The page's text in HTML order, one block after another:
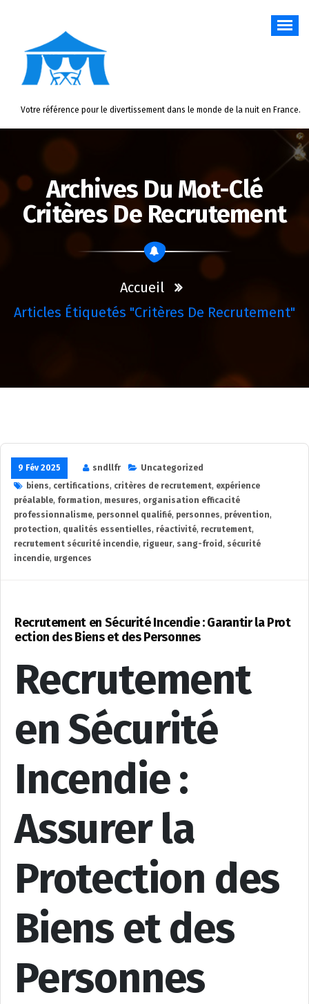
Votre référence pour le divertissement dans le monde de la nuit en France.
Archives Du Mot-Clé
Critères De Recrutement
Accueil
Articles Étiquetés "critères De Recrutement"
9 Fév 2025 sndllfr
Uncategorized
biens, certifications, critères de recrutement, expérience
préalable, formation, mesures, organisation efficacité
professionnalisme, personnel qualifié, personnes, prévention,
protection, qualités essentielles, réactivité, recrutement,
recrutement sécurité incendie, rigueur, sang-froid , sécurité
incendie, urgences
Recrutement en Sécurité Incendie : Garantir la Prot
ection des Biens et des Personnes
Recrutement
en Sécurité
Incendie :
Assurer la
Protection des
Biens et des
Personnes